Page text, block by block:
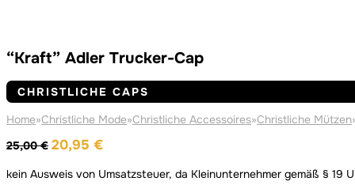
“Kraft” Adler Trucker-Cap
CHRISTLICHE CAPS
Home»Christliche Mode»Christliche Accessoires»Christliche Mützen
25,00€ Ursprünglicher
war:
20,95 €Aktueller
ist:
kein Ausweis von Umsatzsteuer, da Kleinunternehmer gemäß § 19